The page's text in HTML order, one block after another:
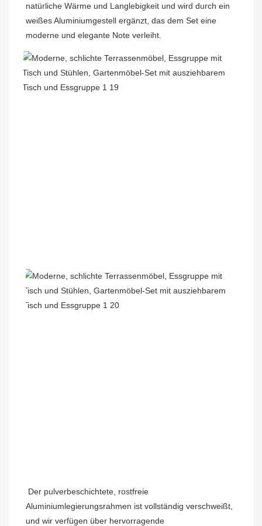
natürliche Wärme und Langlebigkeit und wird durch ein
weißes Aluminiumgestell ergänzt, das dem Set eine
moderne und elegante Note verleiht.
Der pulverbeschichtete, rostfreie
Aluminiumlegierungsrahmen ist vollständig verschweißt,
und wir verfügen über hervorragende